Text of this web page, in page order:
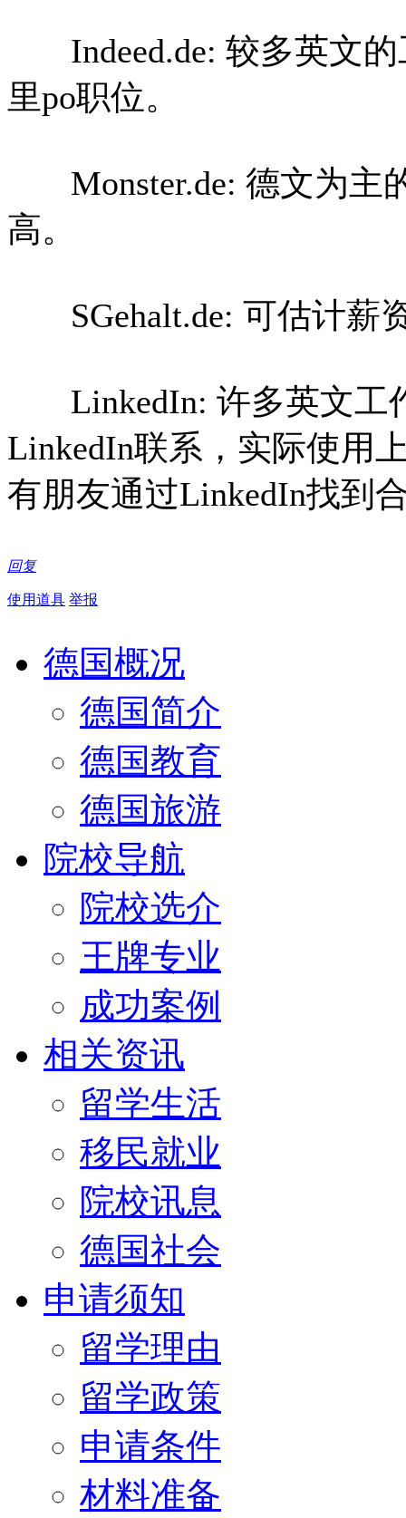
Indeed.de: 较多英文的
里po职位。
Monster.de: 德文为主
高。
SGehalt.de: 可估计薪
LinkedIn: 许多英文工
LinkedIn联系，实际使用
有朋友通过LinkedIn找到
回复
使用道具 举报
德国概况
德国简介
德国教育
德国旅游
院校导航
院校选介
王牌专业
成功案例
相关资讯
留学生活
移民就业
院校讯息
德国社会
申请须知
留学理由
留学政策
申请条件
材料准备